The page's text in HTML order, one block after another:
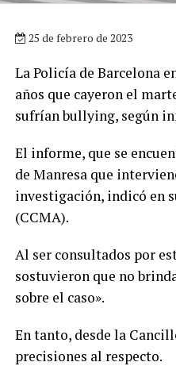
25 de febrero de 2023
La Policía de Barcelona
años que cayeron el
sufrían bullying, según
El informe, que se
de Manresa que
investigación, indicó en
(CCMA).
Al ser consultados por
sostuvieron que no
sobre el caso».
En tanto, desde la
precisiones al respecto.